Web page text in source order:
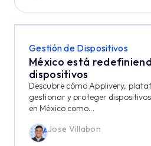
Gestión de Dispositivos
México está
dispositivos
Descubre cómo Applivery,
gestionar y proteger
en México como...
Jose Villabon